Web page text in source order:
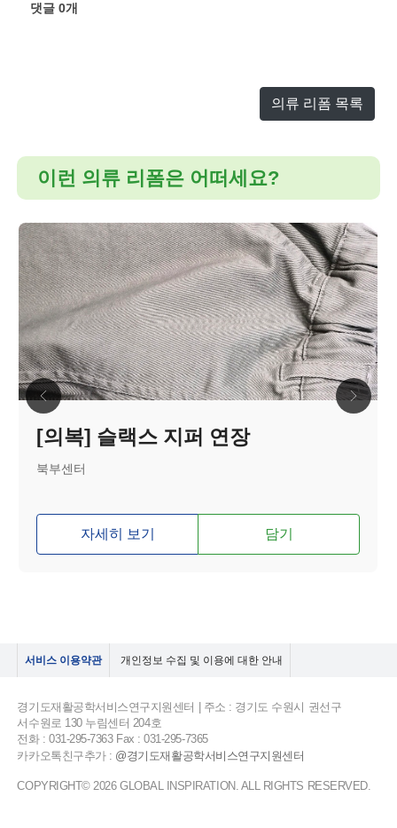
댓글0개
의류 리폼 목록
이런 의류 리폼은 어떠세요?
[의복] 슬랙스 지퍼 연장
북부센터
자세히 보기 담기
서비스 이용약관 개인정보 수집 및 이용에 대한 안내
경기도재활공학서비스연구지원센터 | 주소 : 경기도 수원시 권선구
서수원로 130 누림센터 204호
전화 : 031-295-7363 Fax : 031-295-7365
카카오톡친구추가 : @경기도재활공학서비스연구지원센터
COPYRIGHT© 2026 GLOBAL INSPIRATION. ALL RIGHTS RESERVED.